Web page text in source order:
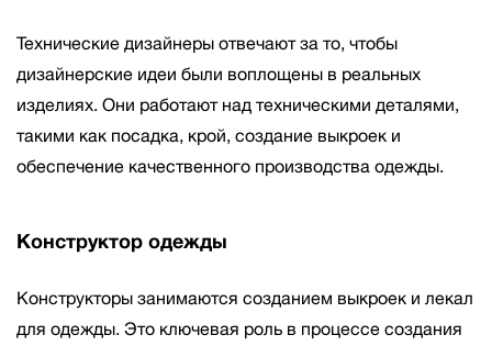
Технические дизайнеры отвечают за то, чтобы
дизайнерские идеи были воплощены в реальных
изделиях. Они работают над техническими деталями,
такими как посадка, крой, создание выкроек и
обеспечение качественного производства одежды.
Конструктор одежды
Конструкторы занимаются созданием выкроек и лекал
для одежды. Это ключевая роль в процессе создания